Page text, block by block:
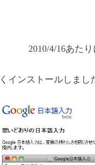
2010/4/16あた
インストールしまし